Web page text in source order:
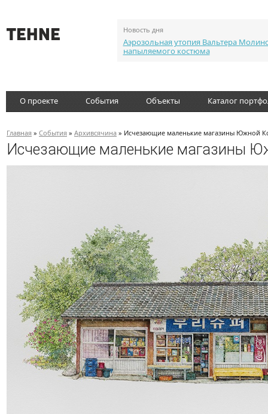
Новость дня
Аэрозольная утопия Вальтера
напыляемого костюма
О проекте События Объекты Каталог
Главная » События » Архивсячина » Исчезающие маленькие магазины Южной
Исчезающие маленькие магазины